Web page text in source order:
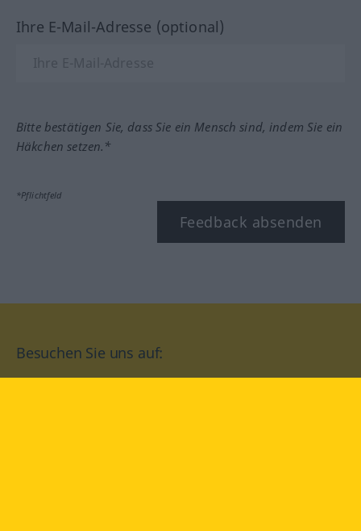
Ihre E-Mail-Adresse (optional)
Bitte bestätigen Sie, dass Sie ein Mensch sind, indem Sie ein
Häkchen setzen.*
*Pflichtfeld
Feedback absenden
Besuchen Sie uns auf: